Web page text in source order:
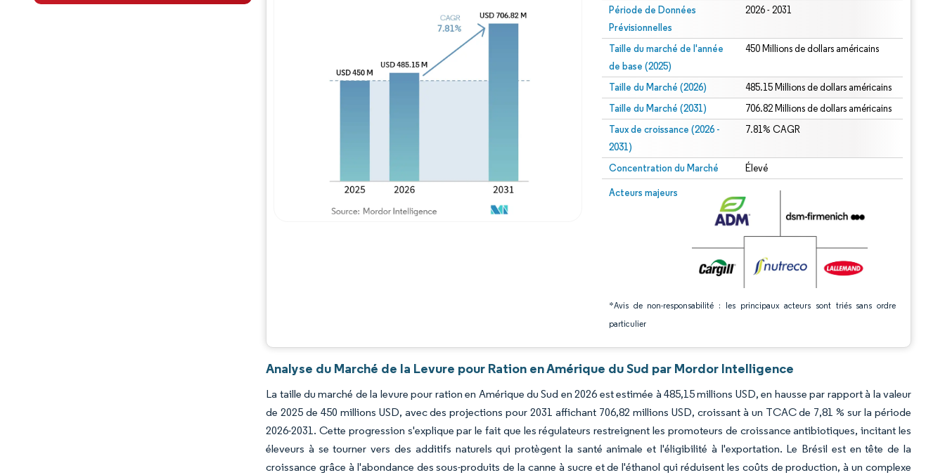
Période de Données
Prévisionnelles
2026 - 2031
Taille du marché de l'année
de base (2025)
450 Millions de dollars américains
Taille du Marché (2026) 485.15 Millions de dollars américains
Taille du Marché (2031) 706.82 Millions de dollars américains
Taux de croissance (2026 -
2031)
7.81% CAGR
Concentration du Marché Élevé
Acteurs majeurs
*Avis de non-responsabilité : les principaux acteurs sont triés sans ordre
particulier
Image © Mordor Intelligence. La réutilisation nécessite une attribution sous CC BY 4.0.
Image © Mordor Intelligence. La réutilisation nécessite une attribution sous CC BY 4.0.
Analyse du Marché de la Levure pour Ration en Amérique du Sud par Mordor Intelligence
La taille du marché de la levure pour ration en Amérique du Sud en 2026 est estimée à 485,15 millions USD, en hausse par rapport à la valeur
de 2025 de 450 millions USD, avec des projections pour 2031 affichant 706,82 millions USD, croissant à un TCAC de 7,81 % sur la période
2026-2031. Cette progression s'explique par le fait que les régulateurs restreignent les promoteurs de croissance antibiotiques, incitant les
éleveurs à se tourner vers des additifs naturels qui protègent la santé animale et l'éligibilité à l'exportation. Le Brésil est en tête de la
croissance grâce à l'abondance des sous-produits de la canne à sucre et de l'éthanol qui réduisent les coûts de production, à un complexe